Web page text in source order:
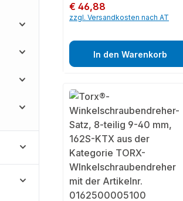
Regulärer Preis:
€ 46,88
zzgl. Versandkosten nach AT
In den Warenkorb